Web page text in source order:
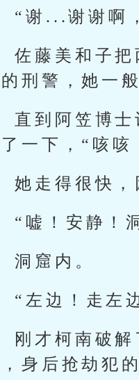
“谢...谢谢啊
佐藤美和子
刑警，她一
直到阿笠博
一下，“咳咳
她走得很快，
“嘘！安静！
洞窟内。
“左边！走左
刚才柯南破
身后抢劫犯